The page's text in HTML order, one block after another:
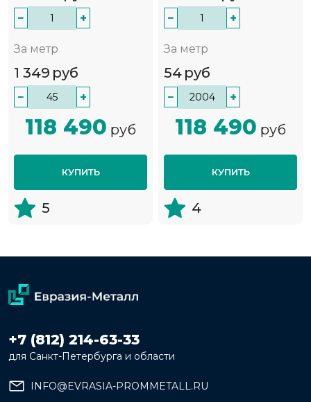
− +
За метр
1 349 руб
− +
118 490 руб
КУПИТЬ
5
− +
За метр
54 руб
− +
118 490 руб
КУПИТЬ
4
+7 (812) 214-63-33
для Санкт-Петербурга и области
INFO@EVRASIA-PROMMETALL.RU